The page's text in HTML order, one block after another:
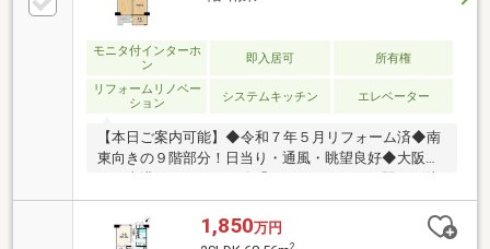
モニタ付インターホ
ン
即入居可 所有権
リフォームリノベー
ション
システムキッチン エレベーター
【本日ご案内可能】◆令和７年５月リフォーム済◆南
東向きの９階部分！日当り・通風・眺望良好◆大阪メ
歩約５分◆全居室６帖以上２ＬＤＫ+書斎
1,850万円